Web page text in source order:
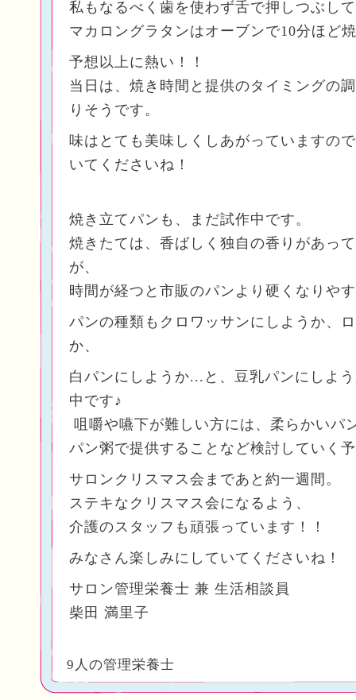
私もなるべく歯を使わず舌で押しつぶし
マカロングラタンはオーブンで10分ほど
予想以上に熱い！！
当日は、焼き時間と提供のタイミングの
りそうです。
味はとても美味しくしあがっていますの
いてくださいね！
焼き立てパンも、まだ試作中です。
焼きたては、香ばしく独自の香りがあっ
が、
時間が経つと市販のパンより硬くなりや
パンの種類もクロワッサンにしようか、
か、
白パンにしようか...と、豆乳パンにしよ
中です♪
咀嚼や嚥下が難しい方には、柔らかいパ
パン粥で提供することなど検討していく
サロンクリスマス会まであと約一週間。
ステキなクリスマス会になるよう、
介護のスタッフも頑張っています！！
みなさん楽しみにしていてくださいね！
サロン管理栄養士 兼 生活相談員
柴田 満里子
9人の管理栄養士